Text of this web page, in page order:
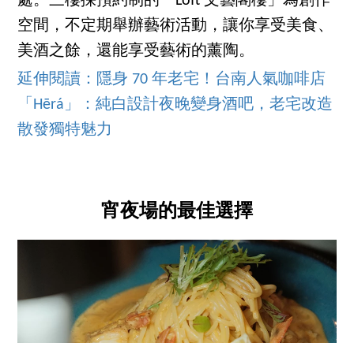
空間，不定期舉辦藝術活動，讓你享受美食、
美酒之餘，還能享受藝術的薰陶。
延伸閱讀：隱身 70 年老宅！台南人氣咖啡店
「Hērá」：純白設計夜晚變身酒吧，老宅改造
散發獨特魅力
宵夜場的最佳選擇